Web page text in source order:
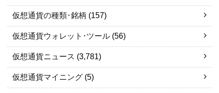
仮想通貨の種類･銘柄 (157)
仮想通貨ウォレット･ツール (56)
仮想通貨ニュース (3,781)
仮想通貨マイニング (5)